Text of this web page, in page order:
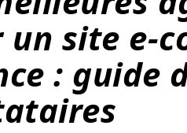
un site e-
: guide